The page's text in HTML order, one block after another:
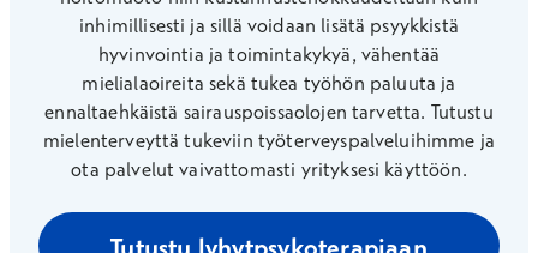
inhimillisesti ja sillä voidaan lisätä psyykkistä
hyvinvointia ja toimintakykyä, vähentää
mielialaoireita sekä tukea työhön paluuta ja
ennaltaehkäistä sairauspoissaolojen tarvetta. Tutustu
mielenterveyttä tukeviin työterveyspalveluihimme ja
ota palvelut vaivattomasti yrityksesi käyttöön.